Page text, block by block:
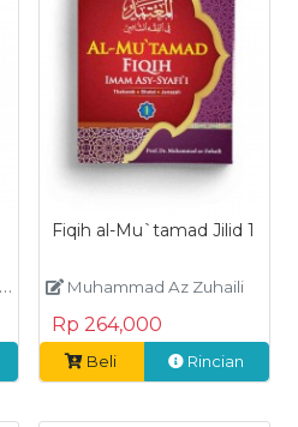
Fiqih al-Mu`tamad Jilid 1
Muhammad Az Zuhaili
Rp 264,000
Beli Rincian